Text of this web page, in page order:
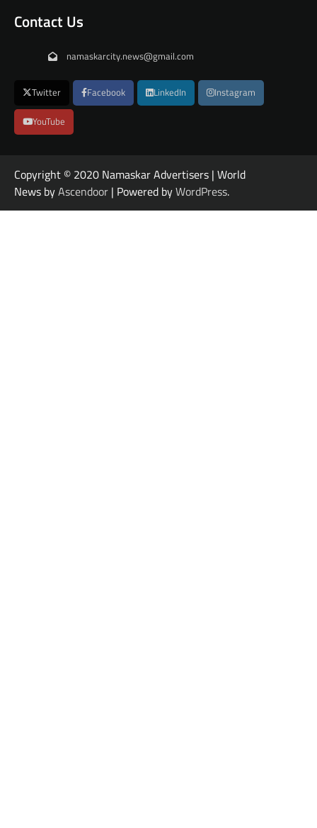
Contact Us
namaskarcity.news@gmail.com
Twitter Facebook LinkedIn Instagram
YouTube
Copyright © 2020 Namaskar Advertisers | World
News byAscendoor | Powered byWordPress.